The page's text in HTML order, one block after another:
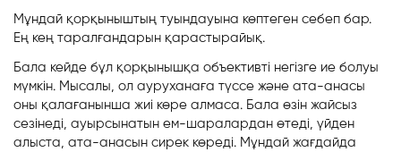
Мұндай қорқыныштың туындауына көптеген себеп бар.
Ең кең таралғандарын қарастырайық.
Бала кейде бұл қорқынышқа объективті негізге ие болуы
мүмкін. Мысалы, ол ауруханаға түссе және ата-анасы
оны қалағанынша жиі көре алмаса. Бала өзін жайсыз
сезінеді, ауырсынатын ем-шаралардан өтеді, үйден
алыста, ата-анасын сирек көреді. Мұндай жағдайда